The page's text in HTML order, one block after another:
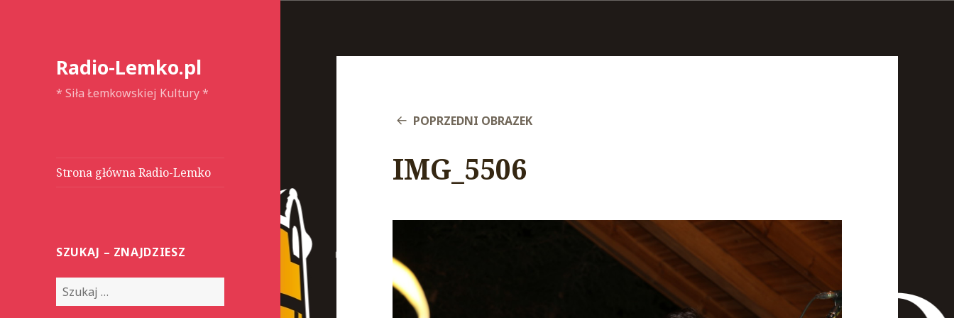
Radio-Lemko.pl
* Siła Łemkowskiej Kultury *
Strona główna Radio-Lemko
SZUKAJ – ZNAJDZIESZ
S
z
POPRZEDNI OBRAZEK
IMG_5506